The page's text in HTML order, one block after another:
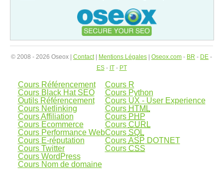
© 2008 - 2026 Oseox | Contact| Mentions Légales Oseox.com - BR - DE -
ES- IT- PT
Cours Référencement
Cours Black Hat SEO
Outils Référencement
Cours Netlinking
Cours Affiliation
Cours Ecommerce
Cours Performance Web
Cours E-réputation
Cours Twitter
Cours WordPress
Cours Nom de domaine
Cours R
Cours Python
Cours UX - User Experience
Cours HTML
Cours PHP
Cours CURL
Cours SQL
Cours ASP DOTNET
Cours CSS